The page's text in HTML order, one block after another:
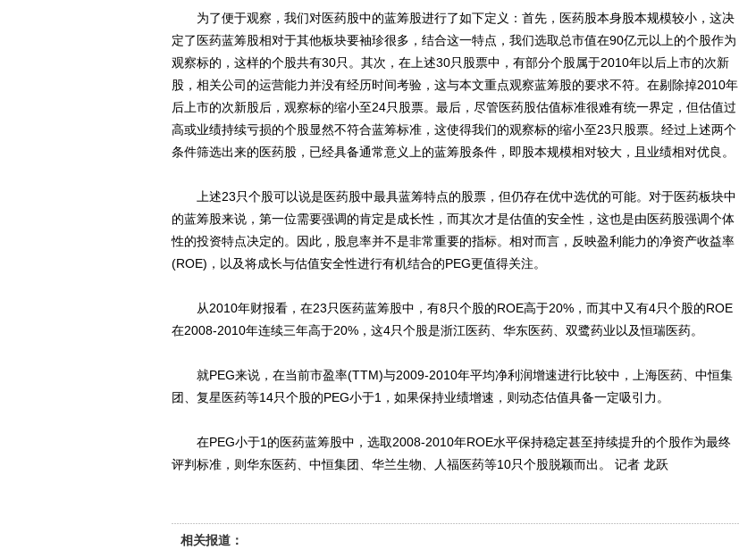
为了便于观察，我们对医药股中的蓝筹股进行了如下定义：首先，医药股本身股本规模较小，这决
定了医药蓝筹股相对于其他板块要袖珍很多，结合这一特点，我们选取总市值在90亿元以上的个股作为
观察标的，这样的个股共有30只。其次，在上述30只股票中，有部分个股属于2010年以后上市的次新
股，相关公司的运营能力并没有经历时间考验，这与本文重点观察蓝筹股的要求不符。在剔除掉2010年
后上市的次新股后，观察标的缩小至24只股票。最后，尽管医药股估值标准很难有统一界定，但估值过
高或业绩持续亏损的个股显然不符合蓝筹标准，这使得我们的观察标的缩小至23只股票。经过上述两个
条件筛选出来的医药股，已经具备通常意义上的蓝筹股条件，即股本规模相对较大，且业绩相对优良。
上述23只个股可以说是医药股中最具蓝筹特点的股票，但仍存在优中选优的可能。对于医药板块中
的蓝筹股来说，第一位需要强调的肯定是成长性，而其次才是估值的安全性，这也是由医药股强调个体
性的投资特点决定的。因此，股息率并不是非常重要的指标。相对而言，反映盈利能力的净资产收益率
(ROE)，以及将成长与估值安全性进行有机结合的PEG更值得关注。
从2010年财报看，在23只医药蓝筹股中，有8只个股的ROE高于20%，而其中又有4只个股的ROE
在2008-2010年连续三年高于20%，这4只个股是浙江医药、华东医药、双鹭药业以及恒瑞医药。
就PEG来说，在当前市盈率(TTM)与2009-2010年平均净利润增速进行比较中，上海医药、中恒集
团、复星医药等14只个股的PEG小于1，如果保持业绩增速，则动态估值具备一定吸引力。
在PEG小于1的医药蓝筹股中，选取2008-2010年ROE水平保持稳定甚至持续提升的个股作为最终
评判标准，则华东医药、中恒集团、华兰生物、人福医药等10只个股脱颖而出。 记者 龙跃
相关报道：